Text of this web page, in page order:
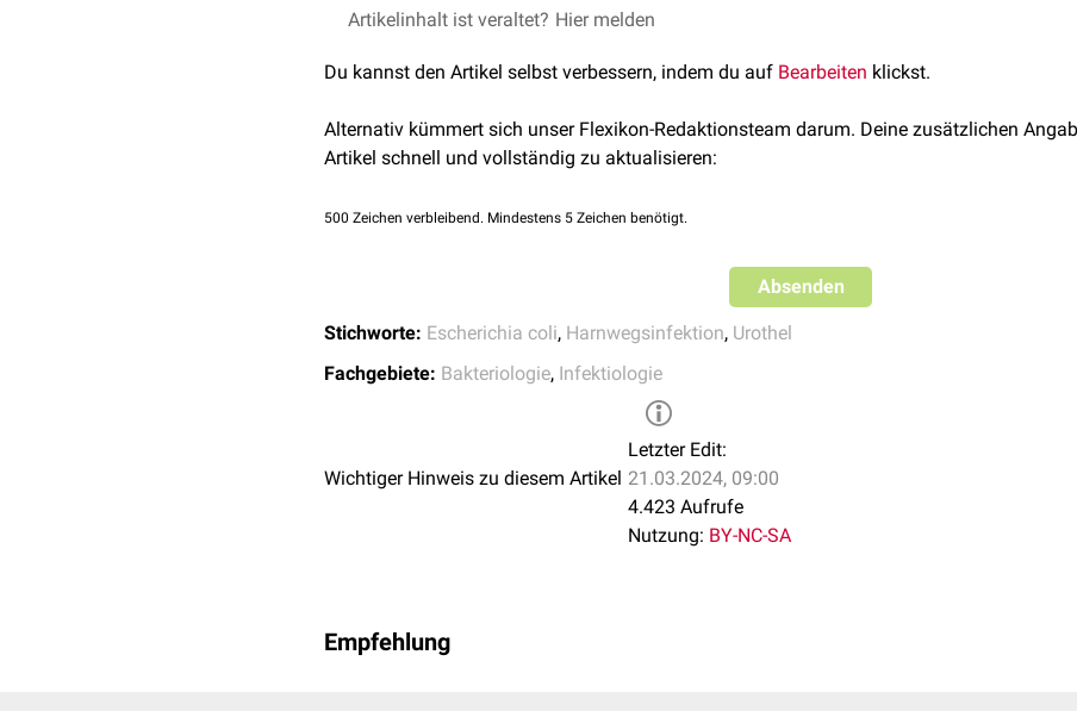
persistieren.
Durch IPCs können vermeintlich erfolgreich
müssenintrazellulärwirksameAntibiotikaeingesetzt werden.
Artikelinhalt ist veraltet? Hier melden
Du kannst den Artikel selbst verbessern, indem du auf Bearbeiten klickst.
Alternativ kümmert sich unser Flexikon-Redaktionsteam darum. Deine zusätzlichen
Artikel schnell und vollständig zu aktualisieren:
500 Zeichen verbleibend. Mindestens 5 Zeichen benötigt.
Absenden
Stichworte: Escherichia coli, Harnwegsinfektion, Urothel
Fachgebiete: Bakteriologie, Infektiologie
Wichtiger Hinweis zu diesem Artikel
Letzter Edit:
21.03.2024, 09:00
4.423 Aufrufe
Nutzung: BY-NC-SA
Empfehlung